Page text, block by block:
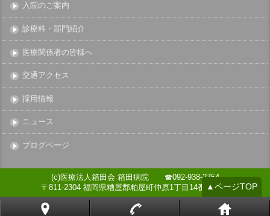
▲ページTOP
入院のご案内
診療科・部門紹介
医療関係者の皆様へ
交通アクセス
採用情報
ニュース
ブログページ
(c)医療法人箱田会 箱田病院 ☎092-938-2754
〒811-2304 福岡県糟屋郡粕屋町仲原1丁目14番14号